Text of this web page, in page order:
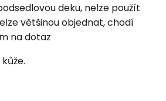
deku, nelze použít
většinou objednat, chodí
na dotaz